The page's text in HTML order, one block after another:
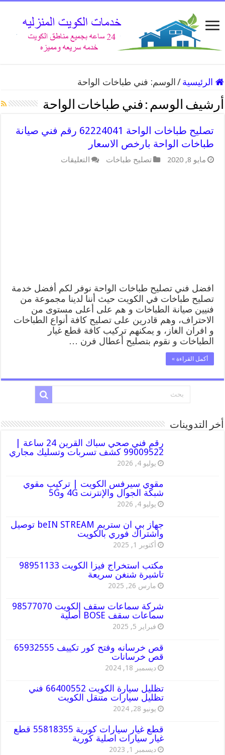
الرئيسية / الوسم: فني طباخات الواحة
أرشيف الوسم : فني طباخات الواحة
تصليح طباخات الواحة 62224041 رقم فني صيانة
طباخات الواحة بارخص الاسعار
مايو 8, 2020 تصليح طباخات التعليقات
افضل فني تصليح طباخات الواحة نوفر لكم أفضل خدمة
تصليح طباخات في الكويت حيث أننا لدينا مجموعة من
فنيين صيانة الطباخات و هم على أعلى مستوى من
الاحتراف، وهم قادرين على تصليح كافة أنواع الطباخات
و افران الغاز، و يمكنهم تركيب كافة قطع غيار
الطباخات و نقوم بتصليح أعطال فرن …
أكمل القراءة »
أخر التدوينات
رقم فني صحي سباك القرين 24 ساعة |
99009522 كشف تسربات وتسليك مجاري
يوليو 4, 2026
مقوي سيرفس الكويت | تركيب مقوي
شبكة الجوال والإنترنت 4G و5G
يوليو 4, 2026
جهاز بي ان ستريم beIN STREAM توصيل
واشتراك فوري بالكويت
أكتوبر 1, 2025
مكتب استخراج فيزا الكويت 98951133
تاشيرة شنغن سريعة
مارس 26, 2025
شركة سماعات سقف الكويت 98577070
سماعات سقف BOSE أصلية
فبراير 5, 2025
قص خرسانه وفتح كور تكييف 65932555
قص خرسانات
ديسمبر 18, 2024
تظليل سيارة الكويت 66400552 فني
تظليل سيارات متنقل الكويت
يونيو 28, 2024
قطع غيار سيارات كورية 55818355 قطع
غيار سيارات اصلية كورية
ديسمبر 1, 2023